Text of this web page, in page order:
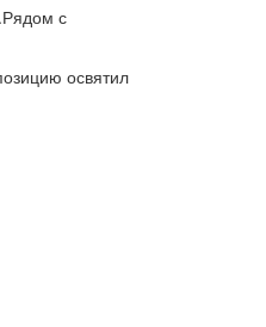
с
освятил